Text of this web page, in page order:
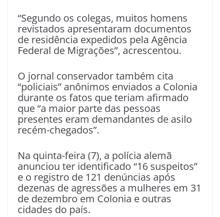
“Segundo os colegas, muitos homens
revistados apresentaram documentos
de residência expedidos pela Agência
Federal de Migrações”, acrescentou.
O jornal conservador também cita
“policiais” anônimos enviados a Colonia
durante os fatos que teriam afirmado
que “a maior parte das pessoas
presentes eram demandantes de asilo
recém-chegados”.
Na quinta-feira (7), a polícia alemã
anunciou ter identificado “16 suspeitos”
e o registro de 121 denúncias após
dezenas de agressões a mulheres em 31
de dezembro em Colonia e outras
cidades do país.